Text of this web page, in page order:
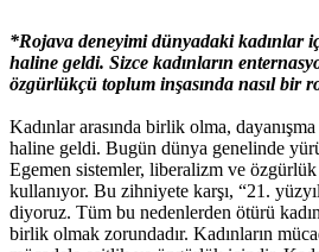
*Rojava deneyimi dünyadaki kadınlar
haline geldi. Sizce kadınların
özgürlükçü toplum inşasında nasıl bir
Kadınlar arasında birlik olma,
haline geldi. Bugün dünya genelinde
Egemen sistemler, liberalizm ve özgürlük
kullanıyor. Bu zihniyete karşı, “21.
diyoruz. Tüm bu nedenlerden ötürü
birlik olmak zorundadır. Kadınların